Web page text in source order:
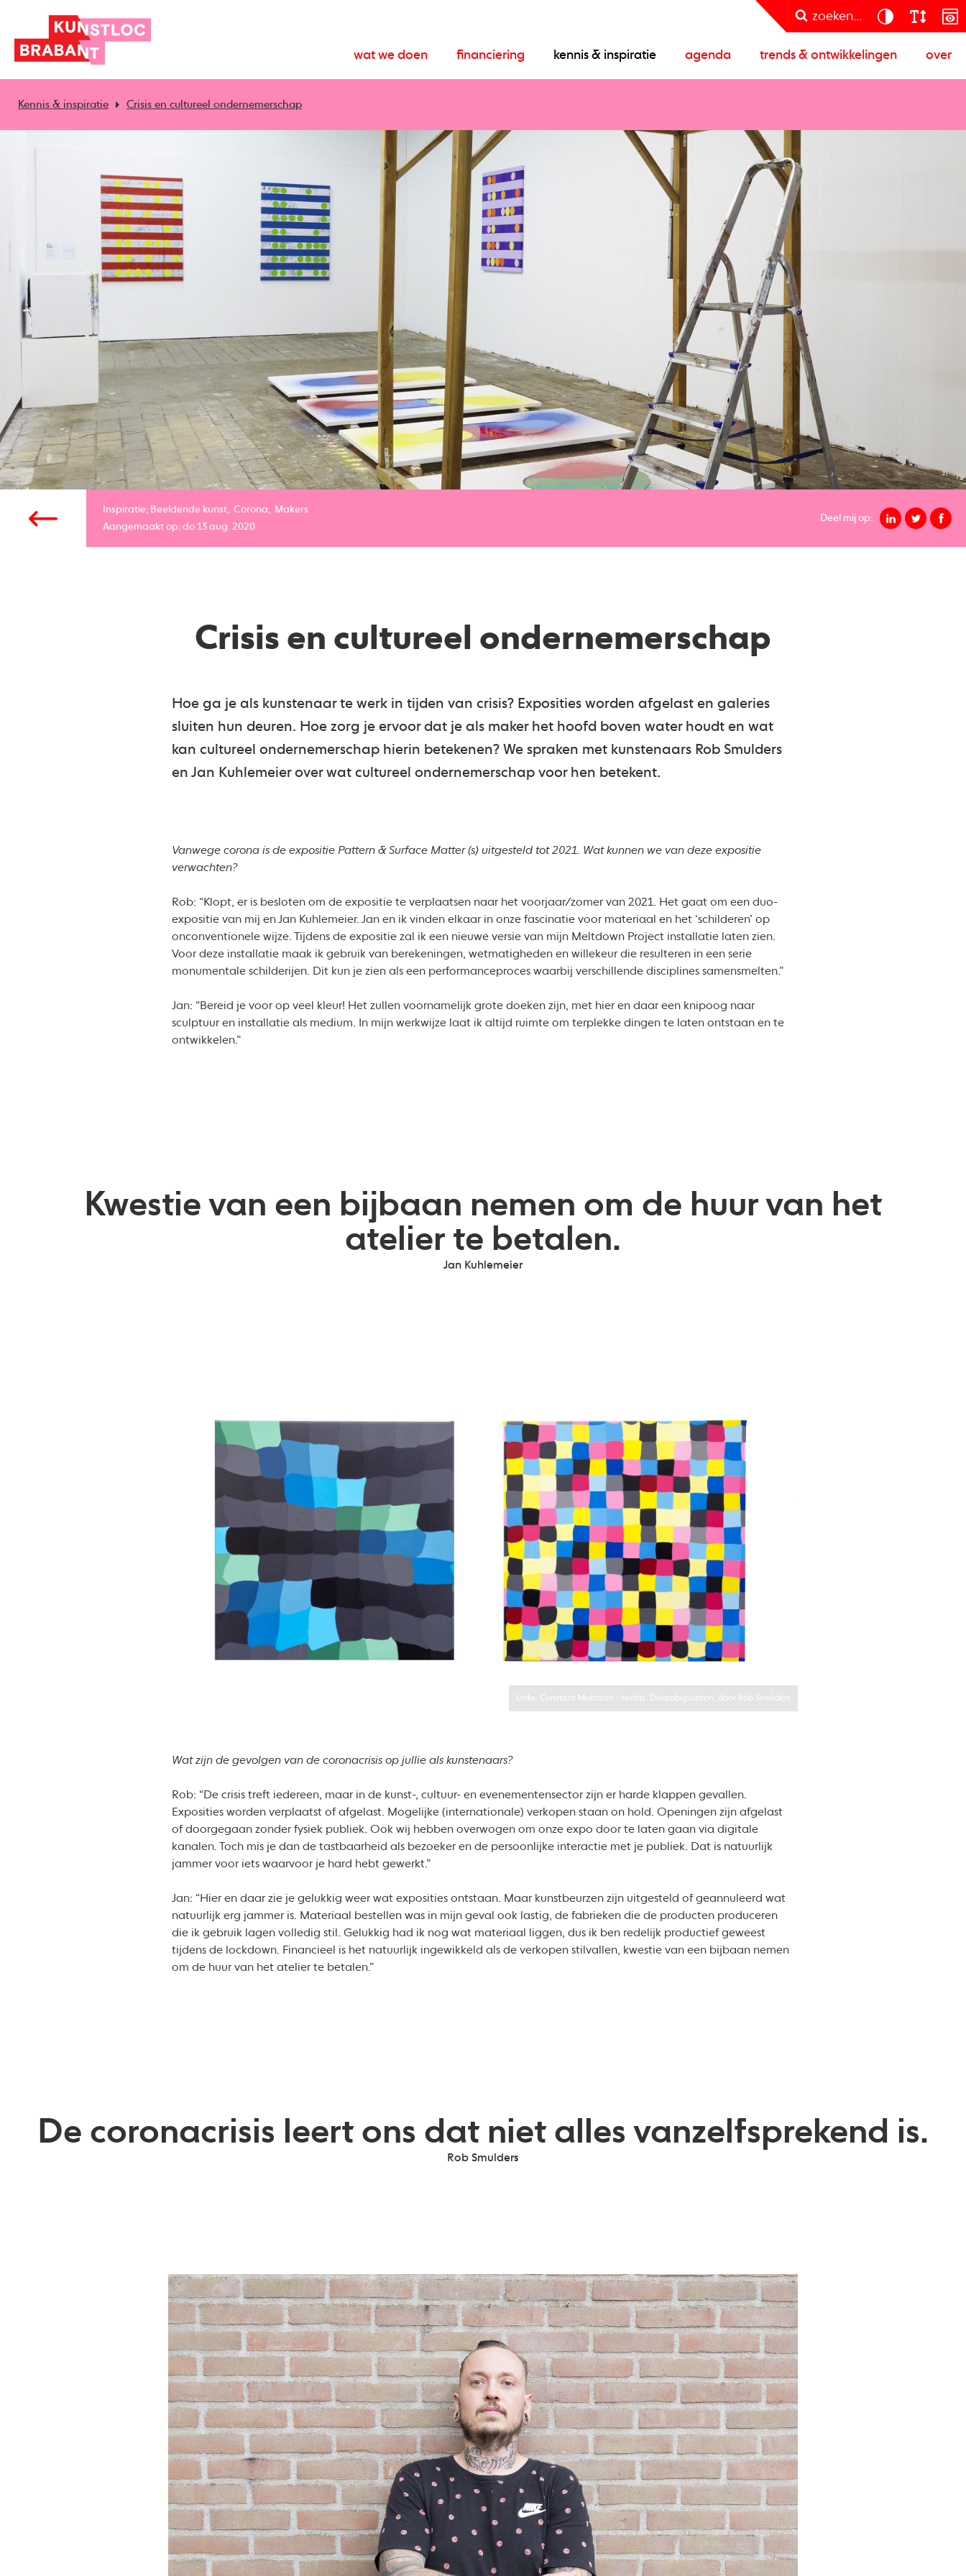
zoeken...
wat we doen financiering kennis & inspiratie agenda trends & ontwikkelingen over
Kennis & inspiratie Crisis en cultureel ondernemerschap
Inspiratie; Beeldende kunst Corona
Makers
Aangemaakt op: do 13 aug. 2020
Deel mij op:
Crisis en cultureel ondernemerschap
Hoe ga je als kunstenaar te werk in tijden van crisis? Exposities worden afgelast en galeries
sluiten hun deuren. Hoe zorg je ervoor dat je als maker het hoofd boven water houdt en wat
kan cultureel ondernemerschap hierin betekenen? We spraken met kunstenaars Rob Smulders
en Jan Kuhlemeier over wat cultureel ondernemerschap voor hen betekent.
Vanwege corona is de expositie Pattern & Surface Matter (s) uitgesteld tot 2021. Wat kunnen we van deze expositie
verwachten?
Rob: “Klopt, er is besloten om de expositie te verplaatsen naar het voorjaar/zomer van 2021. Het gaat om een duo-
expositie van mij en Jan Kuhlemeier. Jan en ik vinden elkaar in onze fascinatie voor materiaal en het ‘schilderen’ op
onconventionele wijze. Tijdens de expositie zal ik een nieuwe versie van mijn Meltdown Project installatie laten zien.
Voor deze installatie maak ik gebruik van berekeningen, wetmatigheden en willekeur die resulteren in een serie
monumentale schilderijen. Dit kun je zien als een performanceproces waarbij verschillende disciplines samensmelten.”
Jan: “Bereid je voor op veel kleur! Het zullen voornamelijk grote doeken zijn, met hier en daar een knipoog naar
sculptuur en installatie als medium. In mijn werkwijze laat ik altijd ruimte om terplekke dingen te laten ontstaan en te
ontwikkelen.”
Kwestie van een bijbaan nemen om de huur van het
atelier te betalen.
Jan Kuhlemeier
Links: Constant Mutation - rechts: Disambiguation, door Rob Smulders
Wat zijn de gevolgen van de coronacrisis op jullie als kunstenaars?
Rob: “De crisis treft iedereen, maar in de kunst-, cultuur- en evenementensector zijn er harde klappen gevallen.
Exposities worden verplaatst of afgelast. Mogelijke (internationale) verkopen staan on hold. Openingen zijn afgelast
of doorgegaan zonder fysiek publiek. Ook wij hebben overwogen om onze expo door te laten gaan via digitale
kanalen. Toch mis je dan de tastbaarheid als bezoeker en de persoonlijke interactie met je publiek. Dat is natuurlijk
jammer voor iets waarvoor je hard hebt gewerkt.”
Jan: “Hier en daar zie je gelukkig weer wat exposities ontstaan. Maar kunstbeurzen zijn uitgesteld of geannuleerd wat
natuurlijk erg jammer is. Materiaal bestellen was in mijn geval ook lastig, de fabrieken die de producten produceren
die ik gebruik lagen volledig stil. Gelukkig had ik nog wat materiaal liggen, dus ik ben redelijk productief geweest
tijdens de lockdown. Financieel is het natuurlijk ingewikkeld als de verkopen stilvallen, kwestie van een bijbaan nemen
om de huur van het atelier te betalen.”
De coronacrisis leert ons dat niet alles vanzelfsprekend is.
Rob Smulders